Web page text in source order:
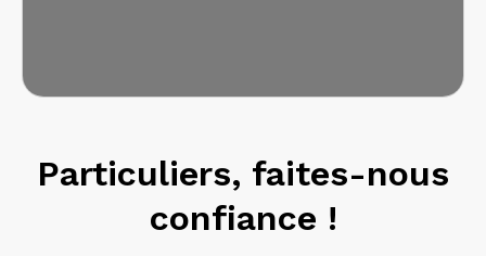
Particuliers, faites-nous
confiance !